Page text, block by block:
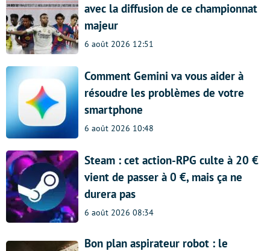
avec la diffusion de ce championnat
majeur
6 août 2026 12:51
Comment Gemini va vous aider à
résoudre les problèmes de votre
smartphone
6 août 2026 10:48
Steam : cet action-RPG culte à 20 €
vient de passer à 0 €, mais ça ne
durera pas
6 août 2026 08:34
Bon plan aspirateur robot : le